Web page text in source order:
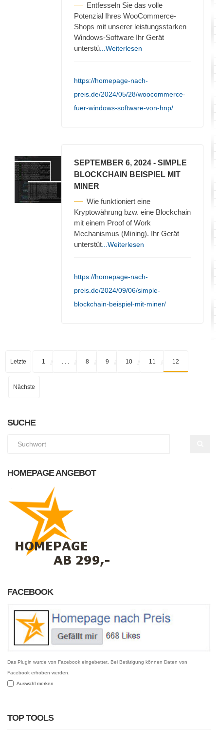
Entfesseln Sie das volle
Potenzial Ihres WooCommerce-
Shops mit unserer leistungsstarken
Windows-Software Ihr Gerät
unterstü ...Weiterlesen
https://homepage-nach-
preis.de/2024/05/28/woocommerce-
fuer-windows-software-von-hnp/
SEPTEMBER 6, 2024 - SIMPLE
BLOCKCHAIN BEISPIEL MIT
MINER
Wie funktioniert eine
Kryptowährung bzw. eine Blockchain
mit einem Proof of Work
Mechanismus (Mining). Ihr Gerät
unterstüt ...Weiterlesen
https://homepage-nach-
preis.de/2024/09/06/simple-
blockchain-beispiel-mit-miner/
Letzte 1 8 9 10 11 12
Nächste
SUCHE
HOMEPAGE ANGEBOT
FACEBOOK
Das Plugin wurde von Facebook eingebettet. Bei Betätigung können Daten von
Facebook erhoben werden.
Auswahl merken
TOP TOOLS